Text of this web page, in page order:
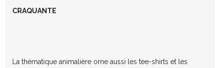
CRAQUANTE
La thématique animalière orne aussi les tee-shirts et les